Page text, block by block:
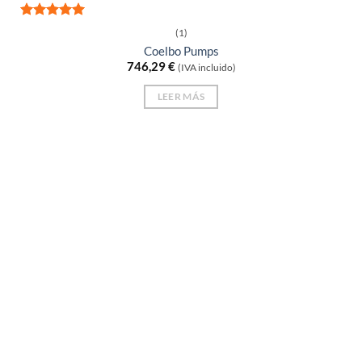
(1)
Coelbo Pumps
746,29€ (IVA incluido)
LEER MÁS